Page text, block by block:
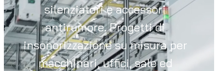
silenziatori e accessori
antirumore. Progetti di
insonorizzazione su misura per
macchinari, uffici, sale ed